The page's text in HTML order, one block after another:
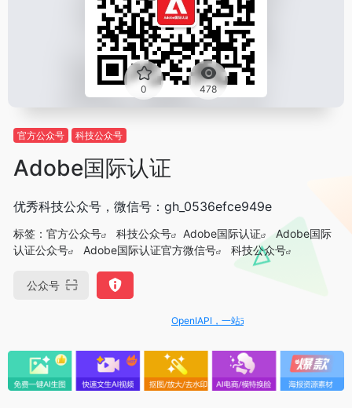
0 478
官方公众号 科技公众号
Adobe国际认证
优秀科技公众号，微信号：gh_0536efce949e
标签： 官方公众号 科技公众号 Adobe国际认证
Adobe国际
认证公众号
Adobe国际认证官方微信号 科技公众号
公众号
OpenIAPI，一站式大模型API聚合平台